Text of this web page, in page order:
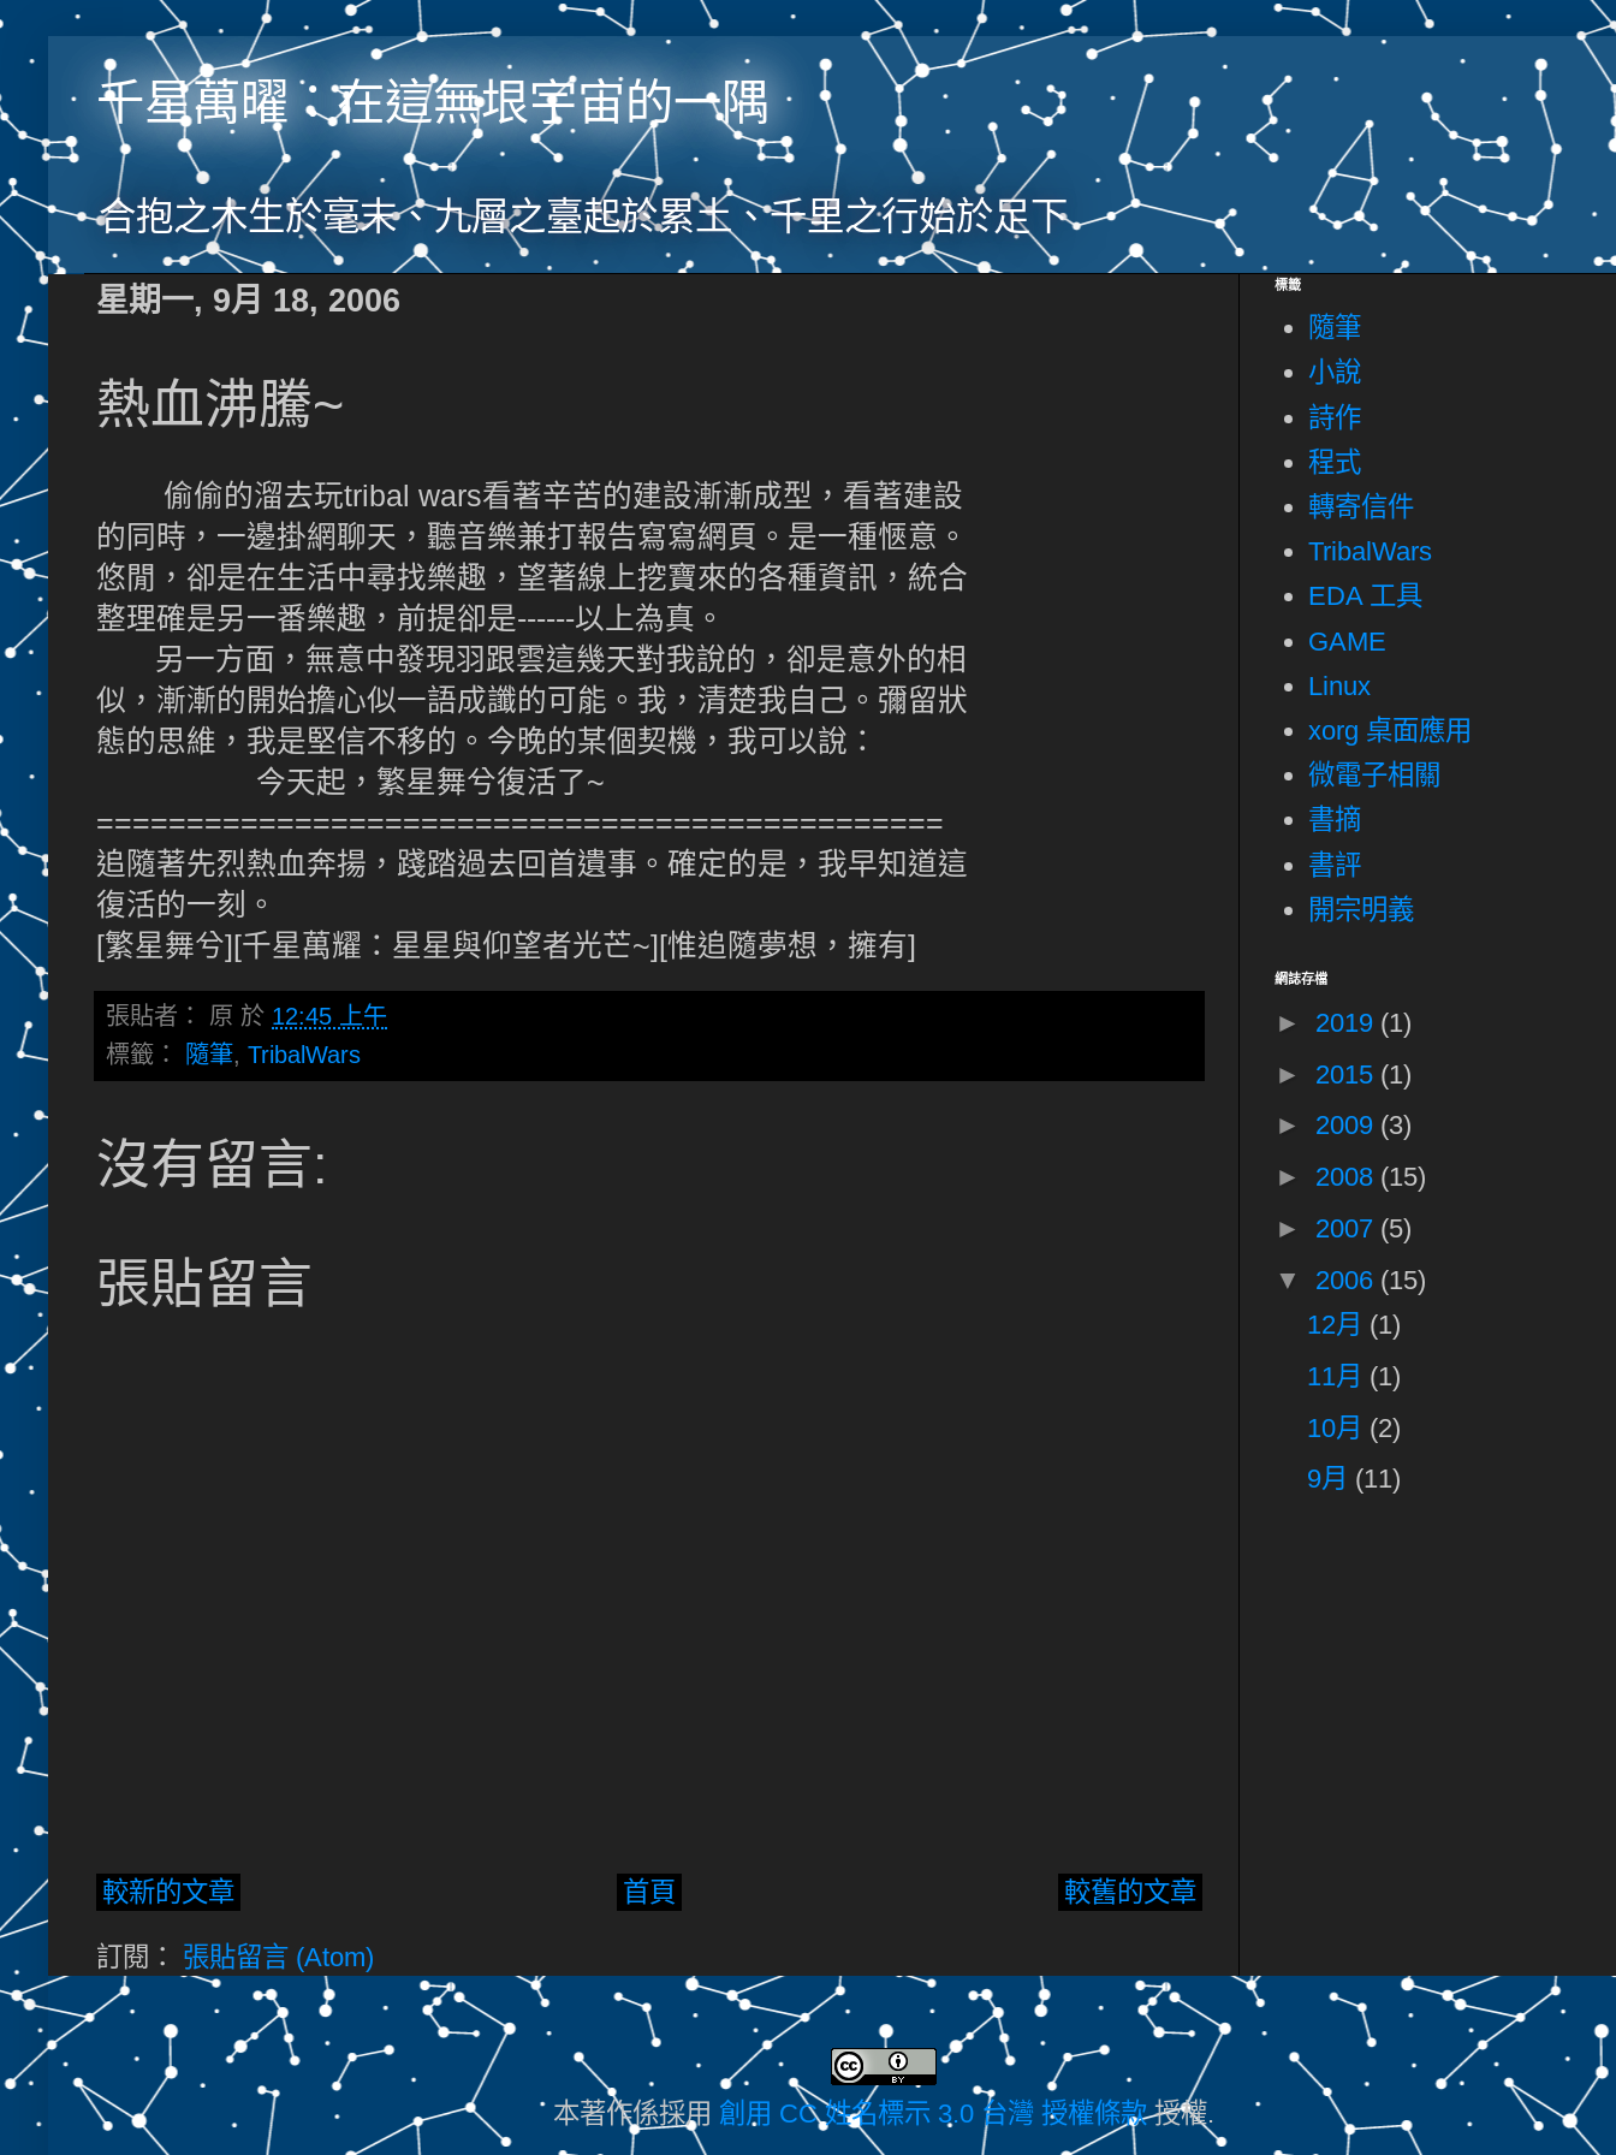
千星萬曜：在這無垠宇宙的一隅
合抱之木生於毫末、九層之臺起於累土、千里之行始於足下
星期一, 9月 18, 2006
熱血沸騰~
偷偷的溜去玩tribal wars看著辛苦的建設漸漸成型，看著建設
的同時，一邊掛網聊天，聽音樂兼打報告寫寫網頁。是一種愜意。
悠閒，卻是在生活中尋找樂趣，望著線上挖寶來的各種資訊，統合
整理確是另一番樂趣，前提卻是------以上為真。
另一方面，無意中發現羽跟雲這幾天對我說的，卻是意外的相
似，漸漸的開始擔心似一語成讖的可能。我，清楚我自己。彌留狀
態的思維，我是堅信不移的。今晚的某個契機，我可以說：
今天起，繁星舞兮復活了~
===============================================
追隨著先烈熱血奔揚，踐踏過去回首遺事。確定的是，我早知道這
復活的一刻。
[繁星舞兮][千星萬耀：星星與仰望者光芒~][惟追隨夢想，擁有]
張貼者： 原 於 12:45 上午
標籤：
隨筆, TribalWars
沒有留言:
張貼留言
較新的文章 較舊的文章
首頁
訂閱： 張貼留言 (Atom)
標籤
隨筆
小說
詩作
程式
轉寄信件
TribalWars
EDA 工具
GAME
Linux
xorg 桌面應用
微電子相關
書摘
書評
開宗明義
網誌存檔
► 2019 (1)
► 2015 (1)
► 2009 (3)
► 2008 (15)
► 2007 (5)
▼ 2006 (15)
12月 (1)
11月 (1)
10月 (2)
9月 (11)
本著作係採用 創用 CC 姓名標示 3.0 台灣 授權條款授權.